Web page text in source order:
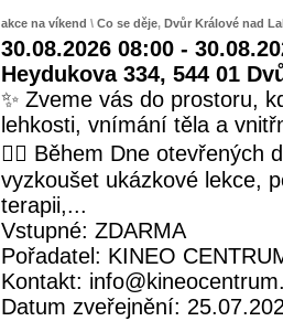
akce na víkend \ Co se děje, Dvůr Králové nad
30.08.2026 08:00 -
Heydukova 334, 544 01
✨ Zveme vás do prostoru,
lehkosti, vnímání těla a
🧘‍♀️ Během Dne otevřených
vyzkoušet ukázkové lekce,
terapii,...
Vstupné: ZDARMA
Pořadatel: KINEO
Kontakt:
Datum zveřejnění: